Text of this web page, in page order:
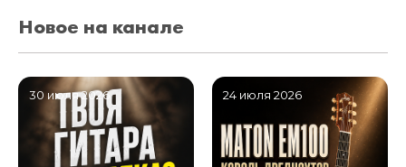
Новое на канале
30 июля 2026 24 июля 2026